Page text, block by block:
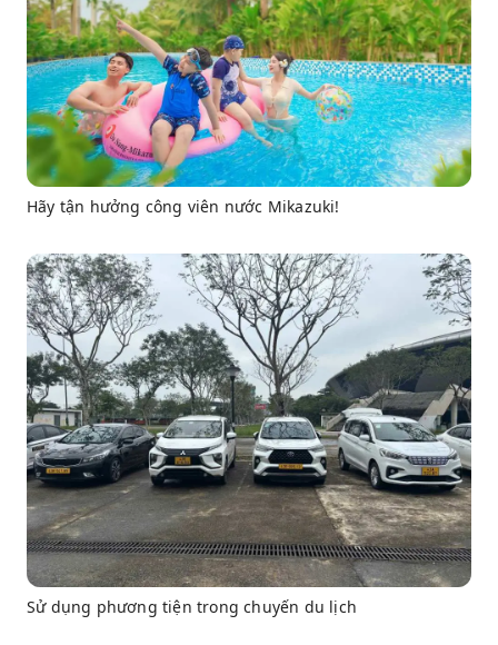
Hãy tận hưởng công viên nước Mikazuki!
Sử dụng phương tiện trong chuyến du lịch